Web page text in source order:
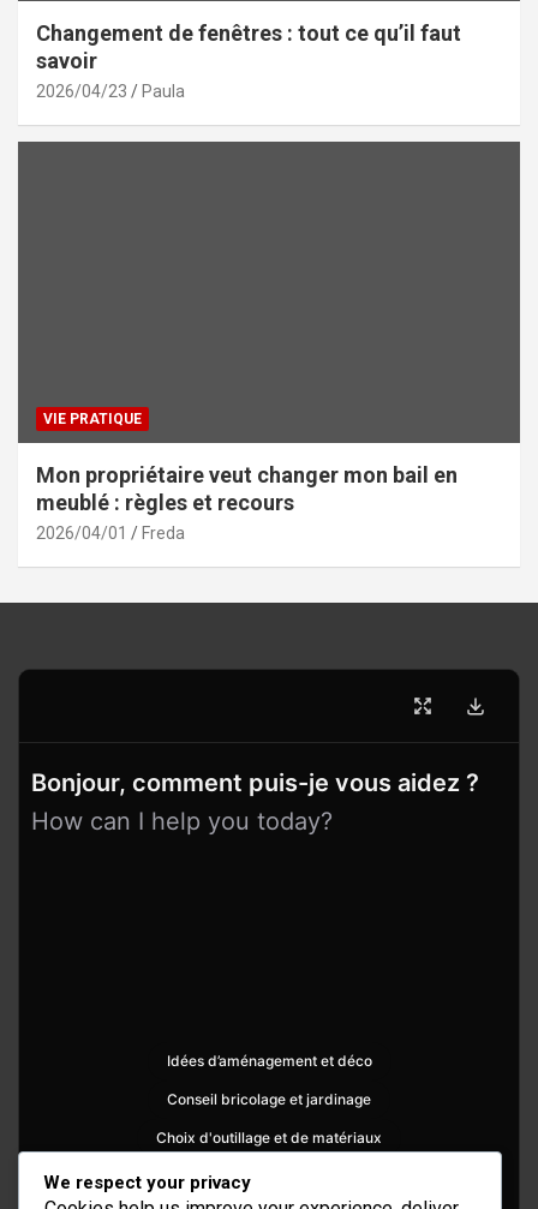
Changement de fenêtres : tout ce qu’il faut
savoir
2026/04/23 Paula
VIE PRATIQUE
Mon propriétaire veut changer mon bail en
meublé : règles et recours
2026/04/01 Freda
Bonjour, comment puis-je vous aidez ?
How can I help you today?
Idées d’aménagement et déco
Conseil bricolage et jardinage
Choix d'outillage et de matériaux
We respect your privacy